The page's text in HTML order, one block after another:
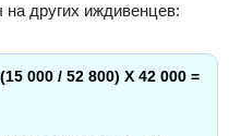
на других иждивенцев:
(15 000 / 52 800) Х 42 000 =